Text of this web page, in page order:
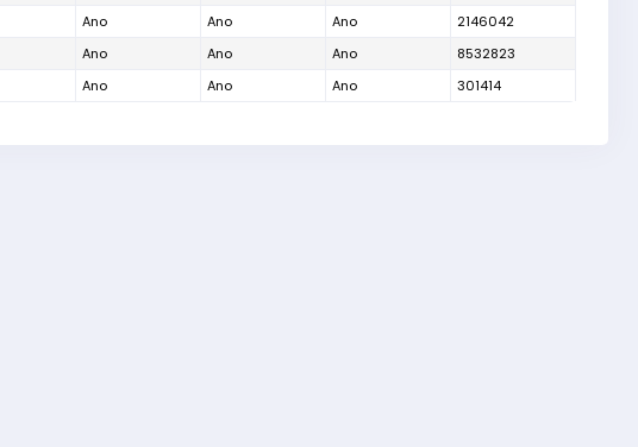
Ano Ano Ano
2146042
Ano Ano Ano
8532823
Ano Ano Ano 301414